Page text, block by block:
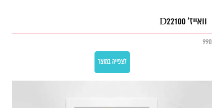
וואייז' D22100
990
לצפייה במוצר